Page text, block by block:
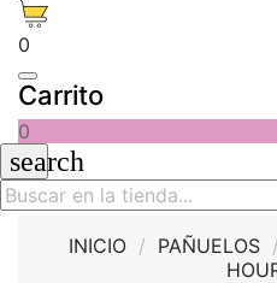
0
Carrito
0
search
INICIO PAÑUELOS